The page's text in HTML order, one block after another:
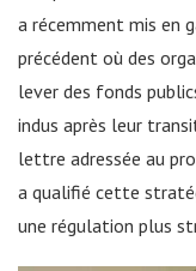
a récemment mis en
précédent où des
lever des fonds
indus après leur
lettre adressée au
a qualifié cette
une régulation plus